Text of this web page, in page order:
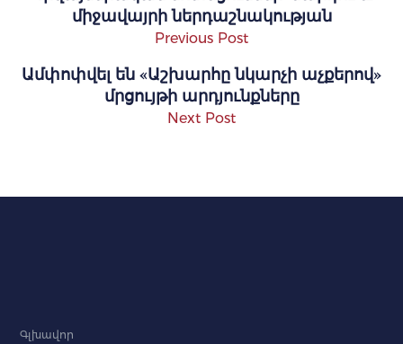
միջավայրի ներդաշնակության
Previous Post
Ամփոփվել են «Աշխարհը նկարչի աչքերով»
մրցույթի արդյունքները
Next Post
Գլխավոր